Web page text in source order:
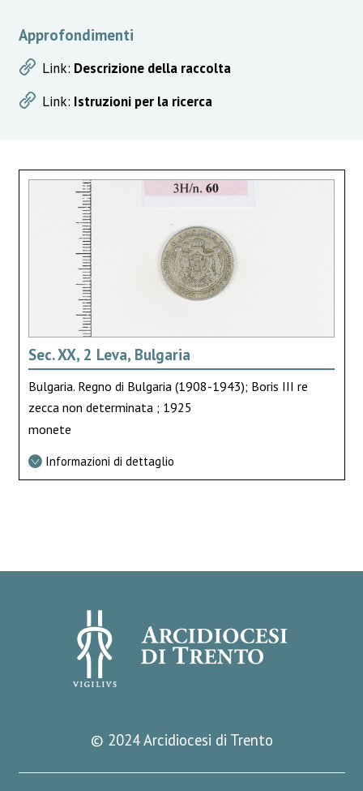
Approfondimenti
Link: Descrizione della raccolta
Link: Istruzioni per la ricerca
Sec. XX, 2 Leva, Bulgaria
Bulgaria. Regno di Bulgaria (1908-1943); Boris III re
zecca non determinata ; 1925
monete
Informazioni di dettaglio
© 2024 Arcidiocesi di Trento